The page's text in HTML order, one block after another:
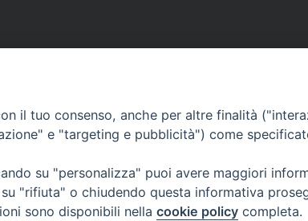
Per
il tuo consenso, anche per altre finalità
e "targeting e pubblicità") come
su "personalizza" puoi avere maggiori
"rifiuta" o chiudendo questa informativa
sono disponibili nella cookie policy completa.